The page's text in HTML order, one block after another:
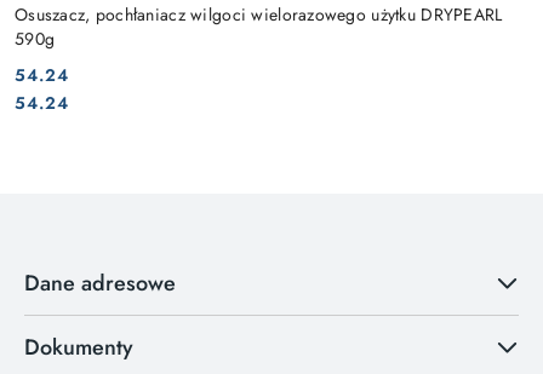
Osuszacz, pochłaniacz wilgoci wielorazowego użytku DRYPEARL
590g
Cena:
54.24
Cena:
54.24
Dane adresowe
Dokumenty